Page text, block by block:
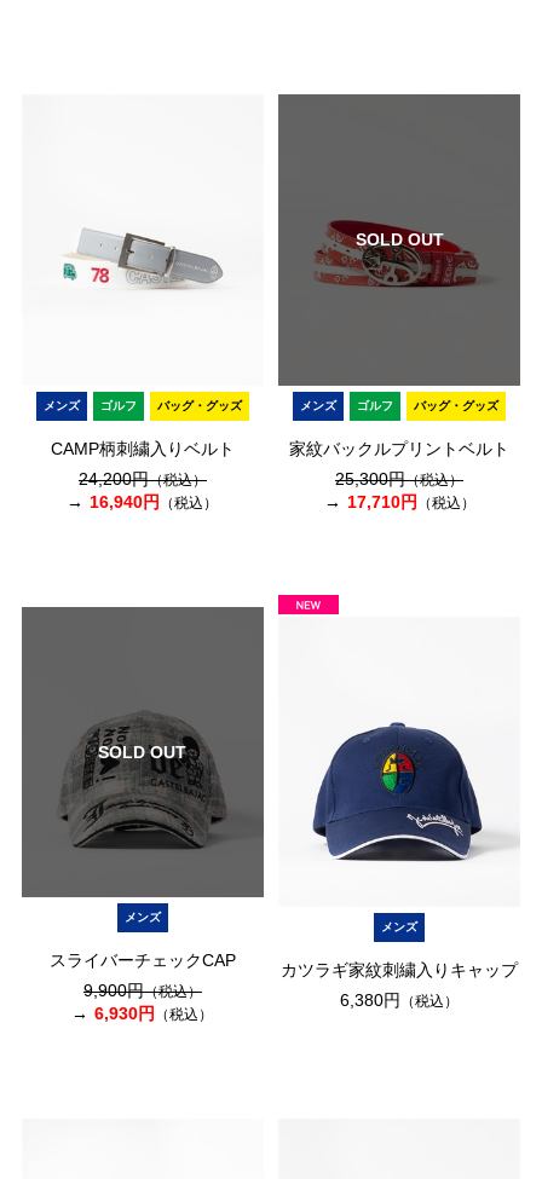
メンズ ゴルフ バッグ・グッズ
CAMP柄刺繍入りベルト
24,200円（税込）
16,940円 （税込）
SOLD OUT
メンズ ゴルフ バッグ・グッズ
家紋バックルプリントベルト
25,300円（税込）
17,710円 （税込）
SOLD OUT
メンズ
スライバーチェックCAP
9,900円（税込）
6,930円 （税込）
メンズ
カツラギ家紋刺繍入りキャップ
6,380円
（税込）